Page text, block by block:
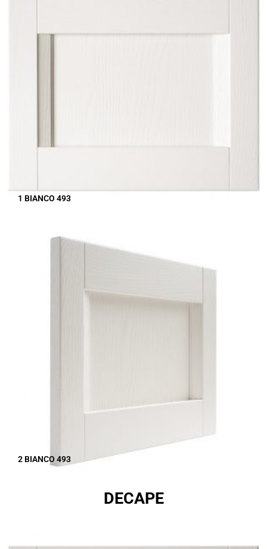
1 BIANCO 493
2 BIANCO 493
DECAPE